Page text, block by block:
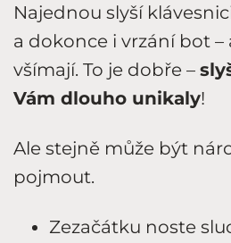
Najednou slyší
a dokonce i vrzání bot –
všímají. To je dobře –
Vám dlouho unikaly!
Ale stejně může být
pojmout.
Zezačátku noste